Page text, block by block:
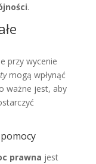
.
przy wycenie
mogą wpłynąć
ważne jest, aby
prawna jest